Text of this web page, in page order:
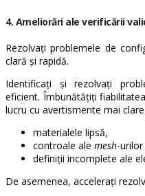
4. Ameliorări ale verificării
Rezolvați problemele de
clară și rapidă.
Identificați și rezolvați
eficient. Îmbunătățiți
lucru cu avertismente mai
materialele lipsă,
controale ale mesh-urilor
definiții incomplete ale
De asemenea, accelerați